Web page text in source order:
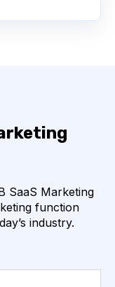
SaaS Marketing
function
industry.